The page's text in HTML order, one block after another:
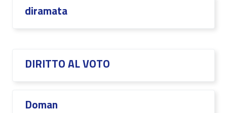
diramata
DIRITTO AL VOTO
Doman